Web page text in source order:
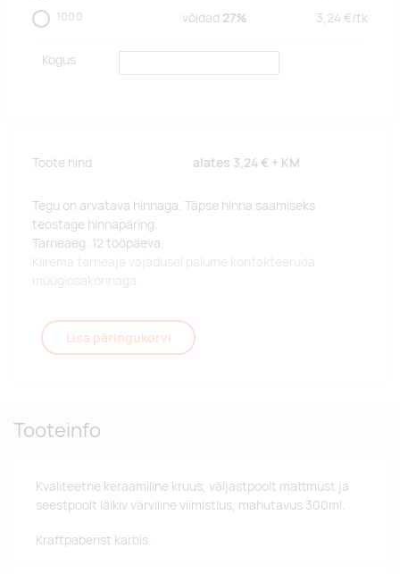
1000 võidad 27% 3,24 €/tk
Kogus
Toote hind alates 3,24 € + KM
Tegu on arvatava hinnaga. Täpse hinna saamiseks
teostage hinnapäring.
Tarneaeg: 12 tööpäeva.
Kiirema tarneaja vajadusel palume kontakteeruda
müügiosakonnaga.
Lisa päringukorvi
Tooteinfo
Kvaliteetne keraamiline kruus, väljastpoolt mattmust ja
seestpoolt läikiv värviline viimistlus, mahutavus 300ml.
Kraftpaberist karbis.